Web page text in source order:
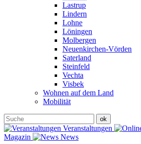
Lastrup
Lindern
Lohne
Löningen
Molbergen
Neuenkirchen-Vörden
Saterland
Steinfeld
Vechta
Visbek
Wohnen auf dem Land
Mobilität
Veranstaltungen
Magazin
News